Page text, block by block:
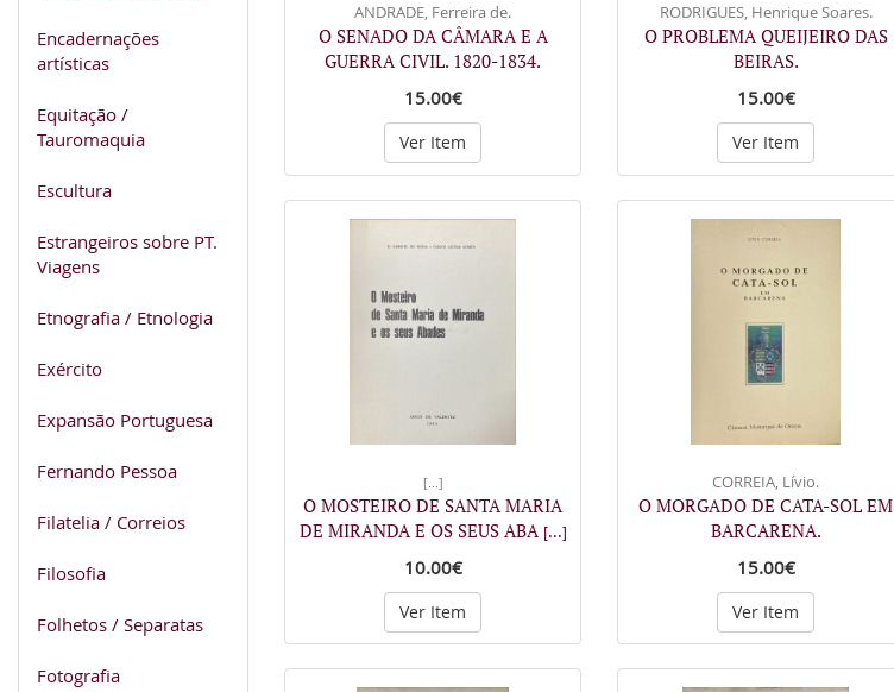
Encadernações
artísticas
Equitação /
Tauromaquia
Escultura
Estrangeiros sobre PT.
Viagens
Etnografia / Etnologia
Exército
Expansão Portuguesa
Fernando Pessoa
Filatelia / Correios
Filosofia
Folhetos / Separatas
Fotografia
ANDRADE, Ferreira de.
O SENADO DA CÂMARA E A
GUERRA CIVIL. 1820-1834.
15.00€
Ver Item
RODRIGUES, Henrique Soares.
O PROBLEMA QUEIJEIRO DAS
BEIRAS.
15.00€
Ver Item
[...]
O MOSTEIRO DE SANTA MARIA
DE MIRANDA E OS SEUS ABA [...]
10.00€
Ver Item
CORREIA, Lívio.
O MORGADO DE CATA-SOL EM
BARCARENA.
15.00€
Ver Item